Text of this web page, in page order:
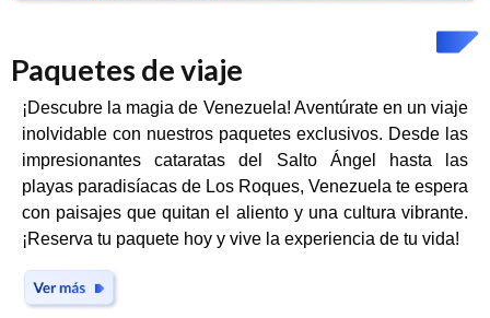
Paquetes de viaje
¡Descubre la magia de Venezuela! Aventúrate en un viaje
inolvidable con nuestros paquetes exclusivos. Desde las
impresionantes cataratas del Salto Ángel hasta las
playas paradisíacas de Los Roques, Venezuela te espera
con paisajes que quitan el aliento y una cultura vibrante.
¡Reserva tu paquete hoy y vive la experiencia de tu vida!